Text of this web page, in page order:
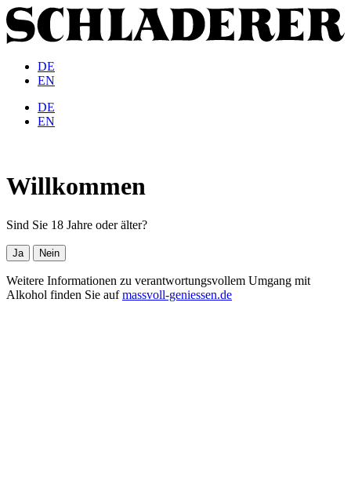
DE
EN
DE
EN
Willkommen
Sind Sie 18 Jahre oder älter?
Ja Nein
Weitere Informationen zu verantwortungsvollem Umgang mit
Alkohol finden Sie aufmassvoll-geniessen.de